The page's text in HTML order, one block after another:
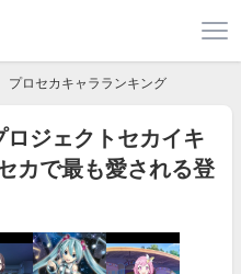
プロセカキャラランキング
ロジェクトセカイキ
カで最も愛される登